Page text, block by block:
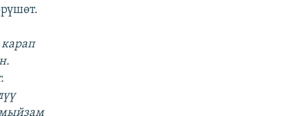
мыйзам